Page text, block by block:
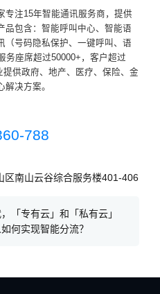
专注15年智能通讯服务商，提供
品包含：智能呼叫中心、智能语
（号码隐私保护、一键呼叫、语
务座席超过50000+，客户超过
供政府、地产、医疗、保险、金
决方案。
788
区南山云谷综合服务楼401-406
「专有云」和「私有云」
何实现智能分流？